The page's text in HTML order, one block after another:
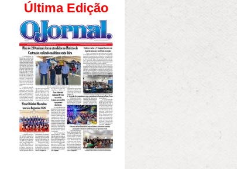
Última Edição